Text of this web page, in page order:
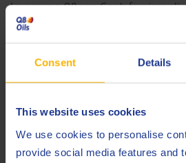
Consent Details
This website uses cookies
We use cookies to personalise
provide social media features and
La gamma Q8 van Gogh fornisce
prestazioni per sistemi di
vapore.
operative pressanti. Per le turbine a